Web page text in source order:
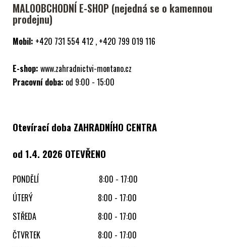
MALOOBCHODNÍ E-SHOP (nejedná se o kamennou
prodejnu)
Mobil: +420 731 554 412 , +420 799 019 116
E-shop: www.zahradnictvi-montano.cz
Pracovní doba: od 9:00 - 15:00
Otevírací doba ZAHRADNÍHO CENTRA
od 1.4. 2026 OTEVŘENO
PONDĚLÍ
8:00 - 17:00
ÚTERÝ
8:00 - 17:00
STŘEDA
8:00 - 17:00
ČTVRTEK
8:00 - 17:00